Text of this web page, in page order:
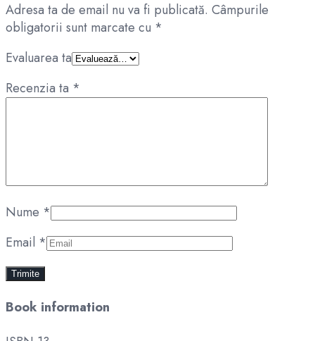
Adresa ta de email nu va fi publicată. Câmpurile
obligatorii sunt marcate cu *
Evaluarea ta
Recenzia ta *
Nume *
Email *
Book information